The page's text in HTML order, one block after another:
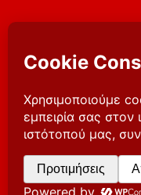
© IAPONIA.GR 2004-